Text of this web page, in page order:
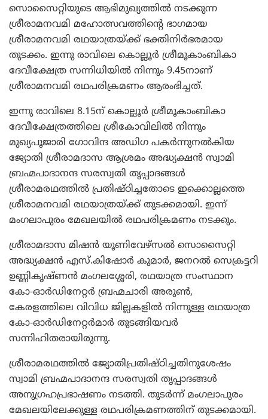
സൊസൈറ്റിയുടെ ആഭിമുഖ്യത്തില്‍ നടക്കുന്ന
ശ്രീരാമനവമി മഹോത്സവത്തിന്റെ ഭാഗമായ
ശ്രീരാമനവമി രഥയാത്രയ്ക്ക് ഭക്തിനിര്‍ഭരമായ
തുടക്കം. ഇന്നു രാവിലെ കൊല്ലൂര്‍ ശ്രീമൂകാംബികാ
ദേവീക്ഷേത്ര സന്നിധിയില്‍ നിന്നും 9.45നാണ്
ശ്രീരാമനവമി രഥപരിക്രമണം ആരംഭിച്ചത്.
ഇന്നു രാവിലെ 8.15ന് കൊല്ലൂര്‍ ശ്രീമൂകാംബികാ
ദേവീക്ഷേത്രത്തിലെ ശ്രീകോവിലില്‍ നിന്നും
മുഖ്യപൂജാരി ഗോവിന്ദ അഡിഗ പകര്‍ന്നുനല്‍കിയ
ജ്യോതി ശ്രീരാമദാസ ആശ്രമം അദ്ധ്യക്ഷന്‍ സ്വാമി
ബ്രഹ്മപാദാനന്ദ സരസ്വതി തൃപ്പാദങ്ങള്‍
ശ്രീരാമരഥത്തില്‍ പ്രതിഷ്ഠിച്ചതോടെ ഇക്കൊല്ലത്തെ
ശ്രീരാമനവമി രഥയാത്രയ്ക്ക് തുടക്കമായി. ഇന്ന്
മംഗലാപുരം മേഖലയില്‍ രഥപരിക്രമണം നടക്കും.
ശ്രീരാമദാസ മിഷന്‍ യൂണിവേഴ്സല്‍ സൊസൈറ്റി
അദ്ധ്യക്ഷന്‍ എസ്.കിഷോര്‍ കുമാര്‍, ജനറല്‍ സെക്രട്ടറി
ഉണ്ണികൃഷ്ണന്‍ മംഗലശ്ശേരി, രഥയാത്ര സംസ്ഥാന
കോ-ഓര്‍ഡിനേറ്റര്‍ ബ്രഹ്മചാരി അരുണ്‍,
കേരളത്തിലെ വിവിധ ജില്ലകളില്‍ നിന്നുള്ള രഥയാത്ര
കോ-ഓര്‍ഡിനേറ്റര്‍മാര്‍ തുടങ്ങിയവര്‍
സന്നിഹിതരായിരുന്നു.
ശ്രീരാമരഥത്തില്‍ ജ്യോതിപ്രതിഷ്ഠിച്ചതിനുശേഷം
സ്വാമി ബ്രഹ്മപാദാനന്ദ സരസ്വതി തൃപ്പാദങ്ങള്‍
അനുഗ്രഹപ്രഭാഷണം നടത്തി. തുടര്‍ന്ന് മംഗലാപുരം
മേഖലയിലേക്കുള്ള രഥപരിക്രമണത്തിന് തുടക്കമായി.